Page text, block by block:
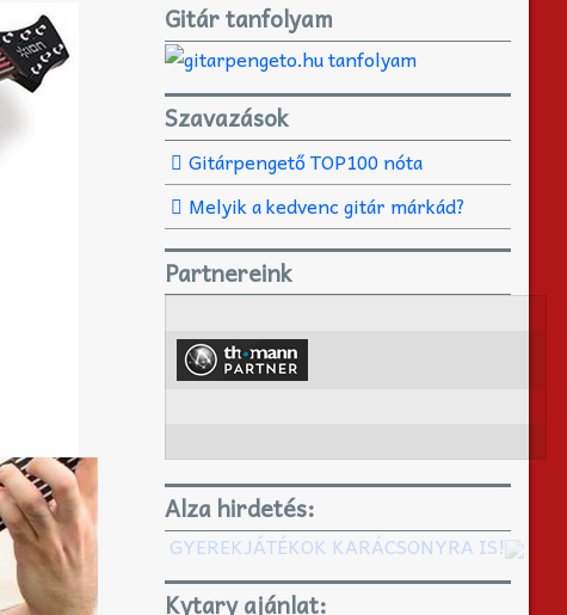
Gitár tanfolyam
Szavazások
Gitárpengető TOP100 nóta
Melyik a kedvenc gitár márkád?
Partnereink
Alza hirdetés:
GYEREKJÁTÉKOK KARÁCSONYRA IS!
Kytary ajánlat: